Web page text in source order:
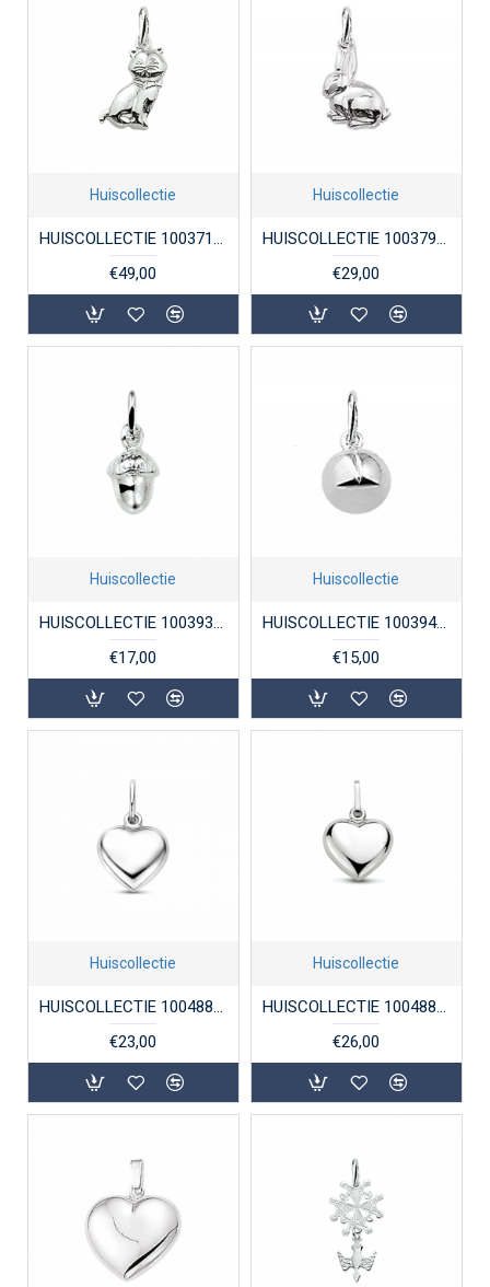
Huiscollectie
HUISCOLLECTIE 1003711 ZILVEREN HANGER POES MASSIEF
€49,00
Huiscollectie
HUISCOLLECTIE 1003792 ZILVEREN BEDEL KONIJN
€29,00
Huiscollectie
HUISCOLLECTIE 1003938 ZILVEREN BEDELHANGER EIKEL
€17,00
Huiscollectie
HUISCOLLECTIE 1003941 ZILVEREN BEDELHANGER VOETBAL
€15,00
Huiscollectie
HUISCOLLECTIE 1004880 ZILVEREN HANGER HARTJE
€23,00
Huiscollectie
HUISCOLLECTIE 1004881 ZILVEREN HANGER HART BOL 10MM
€26,00